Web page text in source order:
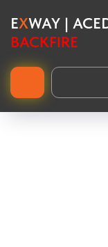
EXWAY |
BACKFIRE